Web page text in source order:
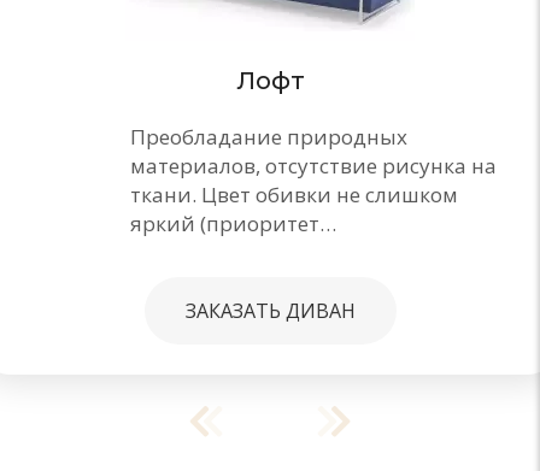
Лофт
Преобладание природных
материалов, отсутствие рисунка на
ткани. Цвет обивки не слишком
яркий (приоритет…
ЗАКАЗАТЬ ДИВАН